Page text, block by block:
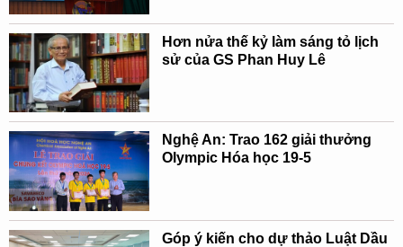
Hơn nửa thế kỷ làm sáng tỏ lịch
sử của GS Phan Huy Lê
Nghệ An: Trao 162 giải thưởng
Olympic Hóa học 19-5
Góp ý kiến cho dự thảo Luật Dầu